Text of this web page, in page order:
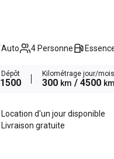
Auto 4 Personne
Dépôt
1500
Kilométrage jour/mois
300 km / 4500 km
Location d'un jour disponible
Livraison gratuite